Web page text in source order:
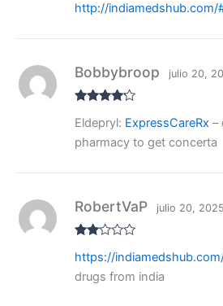
rado
http://indiamedshub.com/
con4de
Bobbybroop julio 20,
Eldepryl: ExpressCareRx –
pharmacy to get concerta
rado
con
2de
RobertVaP julio 20, 2025
https://
drugs from india